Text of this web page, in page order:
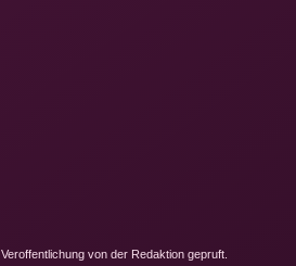
von der Redaktion gepruft.